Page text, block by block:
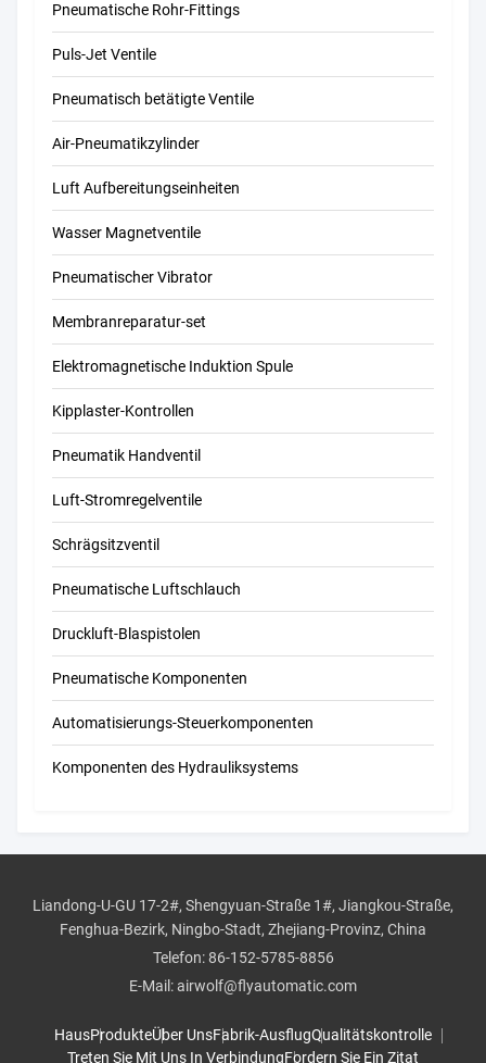
Pneumatische Rohr-Fittings
Puls-Jet Ventile
Pneumatisch betätigte Ventile
Air-Pneumatikzylinder
Luft Aufbereitungseinheiten
Wasser Magnetventile
Pneumatischer Vibrator
Membranreparatur-set
Elektromagnetische Induktion Spule
Kipplaster-Kontrollen
Pneumatik Handventil
Luft-Stromregelventile
Schrägsitzventil
Pneumatische Luftschlauch
Druckluft-Blaspistolen
Pneumatische Komponenten
Automatisierungs-Steuerkomponenten
Komponenten des Hydrauliksystems
Liandong-U-GU 17-2#, Shengyuan-Straße 1#, Jiangkou-Straße,
Fenghua-Bezirk, Ningbo-Stadt, Zhejiang-Provinz, China
Telefon:86-152-5785-8856
E-Mail:airwolf@flyautomatic.com
HausProdukteÜber UnsFabrik-AusflugQualitätskontrolle
Treten Sie Mit Uns In VerbindungFordern Sie Ein Zitat